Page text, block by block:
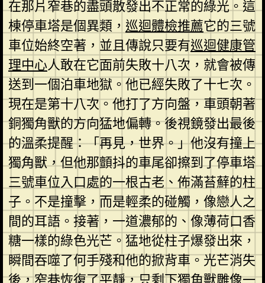
在那片窄巷的盡頭散發出不正常的綠光。這
棟停車塔是個異類， 巡迴體檢推薦它的三號
車位始終空著，並且傳說只要有巡迴健康管
理中心人敢在它面前失敗十八次，就會被傳
送到一個泊車地獄。他已經失敗了十七次。
現在是第十八次。他打了方向盤，車頭朝著
銅獨角獸的方向猛地偏轉。後視鏡發出最後
的溫柔提醒：「再見，世界。」他沒有撞上
獨角獸，但他那顫抖的車尾卻擦到了停車塔
三號車位入口處的一根古老、佈滿苔蘚的柱
子。不是撞擊，而是輕柔的碰觸，像戀人之
間的耳語。接著，一道濃郁的、像薄荷口香
糖一樣的綠色光芒。猛地從柱子爆發出來，
瞬間吞噬了何手殘和他的掀背車。光芒消失